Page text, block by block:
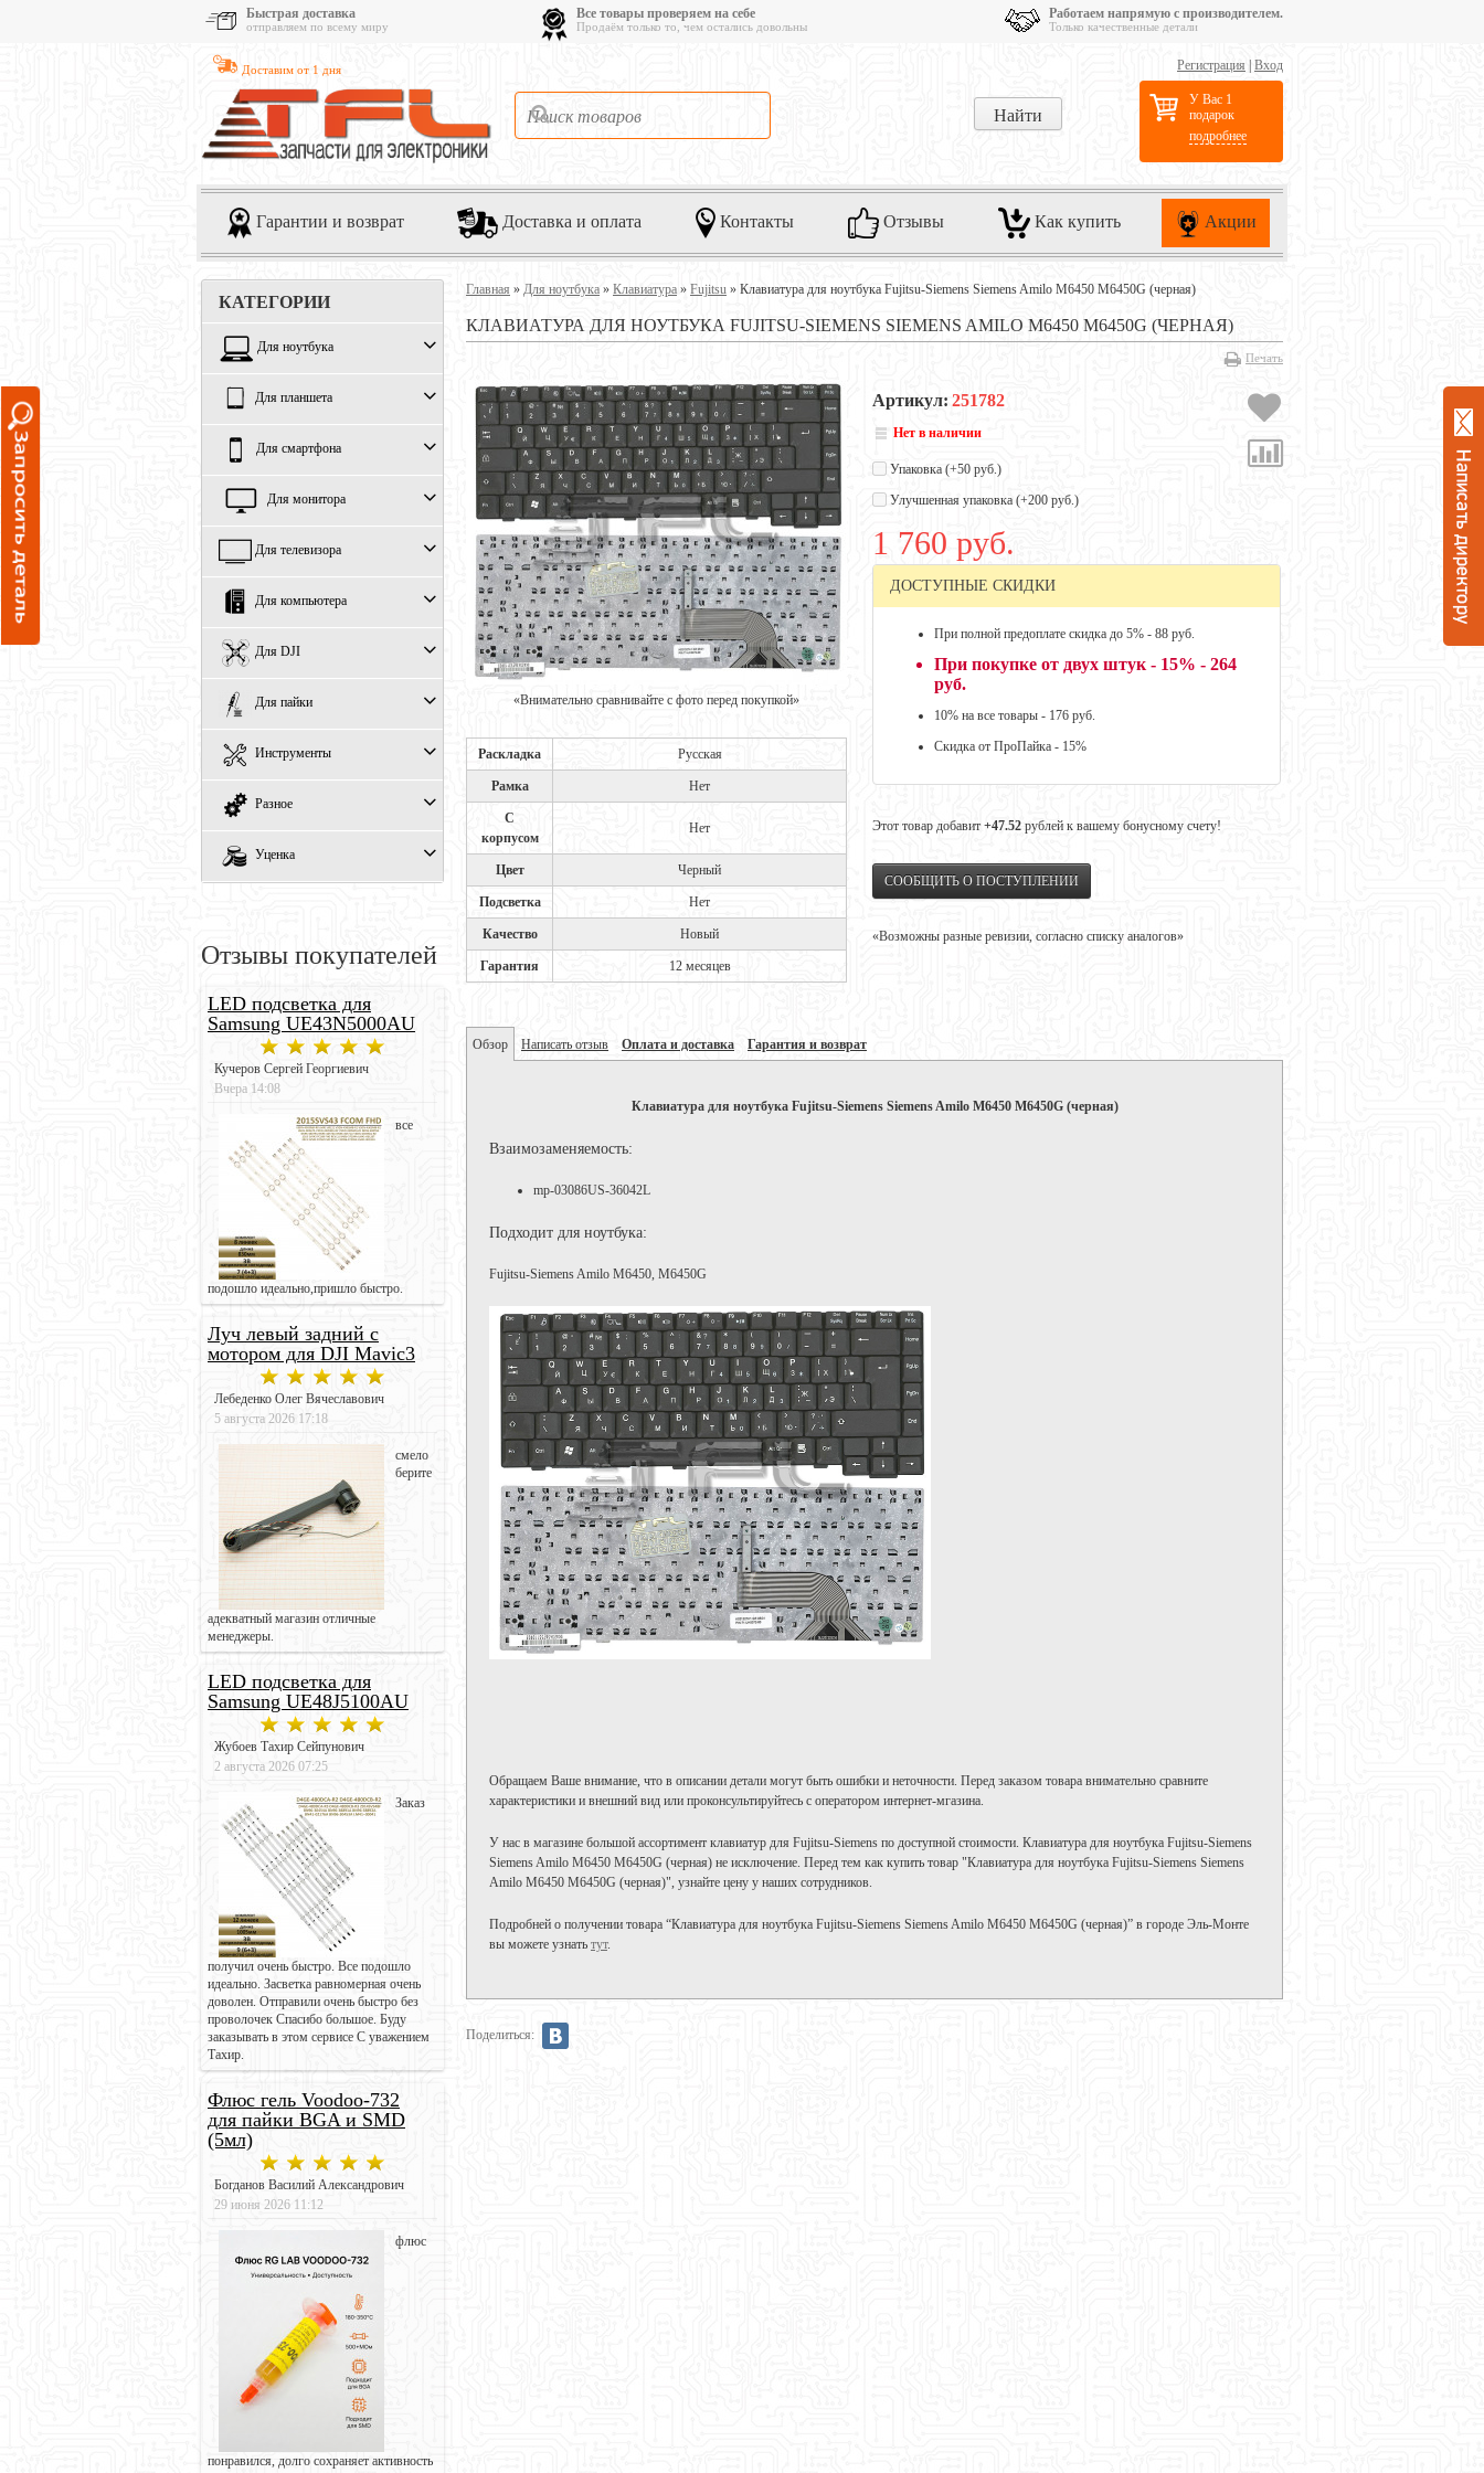
Быстрая доставка
отправляем по всему миру
Все товары проверяем на себе
Продаём только то, чем остались довольны
Работаем напрямую с производителем.
Только качественные детали
Доставим от 1 дня Регистрация Вход
У Вас 1
подарок
подробнее
Гарантии и возврат Доставка и оплата Контакты Отзывы Как купить Акции
КАТЕГОРИИ
Для ноутбука
Для планшета
Для смартфона
Для монитора
Для телевизора
Для компьютера
Для DJI
Для пайки
Инструменты
Разное
Уценка
Отзывы покупателей
LED подсветка для
Samsung UE43N5000AU
Кучеров Сергей Георгиевич
Вчера 14:08
все
подошло идеально,пришло быстро.
Луч левый задний с
мотором для DJI Mavic3
Лебеденко Олег Вячеславович
5 августа 2026 17:18
смело
берите
адекватный магазин отличные
менеджеры.
LED подсветка для
Samsung UE48J5100AU
Жубоев Тахир Сейпунович
2 августа 2026 07:25
Заказ
получил очень быстро. Все подошло
идеально. Засветка равномерная очень
доволен. Отправили очень быстро без
проволочек Спасибо большое. Буду
заказывать в этом сервисе С уважением
Тахир.
Флюс гель Voodoo-732
для пайки BGA и SMD
(5мл)
Богданов Василий Александрович
29 июня 2026 11:12
флюс
понравился, долго сохраняет активность
Главная » Для ноутбука » Клавиатура » Fujitsu » Клавиатура для ноутбука Fujitsu-Siemens Siemens Amilo M6450 M6450G (черная)
КЛАВИАТУРА ДЛЯ НОУТБУКА FUJITSU-SIEMENS SIEMENS AMILO M6450 M6450G (ЧЕРНАЯ)
Печать
«Внимательно сравнивайте с фото перед покупкой»
Раскладка Русская
Рамка Нет
С
корпусом
Нет
Цвет Черный
Подсветка Нет
Качество Новый
Гарантия 12 месяцев
Артикул: 251782
Нет в наличии
Упаковка (+50 руб.)
Улучшенная упаковка (+200 руб.)
1 760 руб.
ДОСТУПНЫЕ СКИДКИ
При полной предоплате скидка до 5% - 88 руб.
При покупке от двух штук - 15% - 264
руб.
10% на все товары - 176 руб.
Скидка от ПроПайка - 15%
Этот товар добавит +47.52 рублей к вашему бонусному счету!
СООБЩИТЬ О ПОСТУПЛЕНИИ
«Возможны разные ревизии, согласно списку аналогов»
Обзор Написать отзыв Оплата и доставка Гарантия и возврат
Клавиатура для ноутбука Fujitsu-Siemens Siemens Amilo M6450 M6450G (черная)
Взаимозаменяемость:
mp-03086US-36042L
Подходит для ноутбука:
Fujitsu-Siemens Amilo M6450, M6450G
Обращаем Ваше внимание, что в описании детали могут быть ошибки и неточности. Перед заказом товара внимательно сравните
характеристики и внешний вид или проконсультируйтесь с оператором интернет-мгазина.
У нас в магазине большой ассортимент клавиатур для Fujitsu-Siemens по доступной стоимости. Клавиатура для ноутбука Fujitsu-Siemens
Siemens Amilo M6450 M6450G (черная) не исключение. Перед тем как купить товар "Клавиатура для ноутбука Fujitsu-Siemens Siemens
Amilo M6450 M6450G (черная)", узнайте цену у наших сотрудников.
Подробней о получении товара “Клавиатура для ноутбука Fujitsu-Siemens Siemens Amilo M6450 M6450G (черная)” в городе Эль-Монте
вы можете узнать тут.
Поделиться: